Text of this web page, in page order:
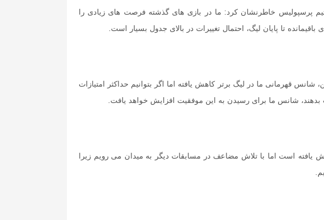
پرسپولیس خاطرنشان کرد: ما در بازی های گذشته فرصت های زیادی را
تا پایان لیگ، احتمال تغییرات در بالای جدول بسیار است.
شانس قهرمانی ما در لیگ برتر کاهش یافته اما اگر بتوانیم حداکثر امتیازات
بدهند، شانس ما برای رسیدن به این موفقیت افزایش خواهد یافت.
است اما با تلاش مضاعف در مسابقات دیگر به میدان می رویم زیرا